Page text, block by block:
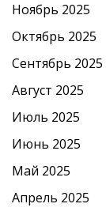
Ноябрь 2025
Октябрь 2025
Сентябрь 2025
Август 2025
Июль 2025
Июнь 2025
Май 2025
Апрель 2025